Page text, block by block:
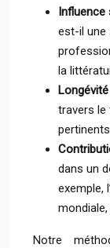
Influence
est-il une
la
Longévité
travers le
dans un
exemple,
Notre